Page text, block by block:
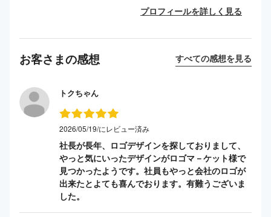
プロフィールを詳しく見る
お客さまの感想 すべての感想を見る
トクちゃん
2026/05/19/にレビュー済み
社長が長年、ロゴデザインを探しておりまして、
やっと気にいったデザインがロゴマ－ケット様で
見つかったようです。社員もやっと会社のロゴが
出来たとよても喜んでおります。有難うございま
した。